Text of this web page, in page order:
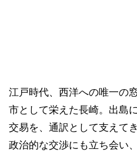
江戸時代、西洋への唯一の
市として栄えた長崎。出島
交易を、通訳として支えて
政治的な交渉にも立ち会い